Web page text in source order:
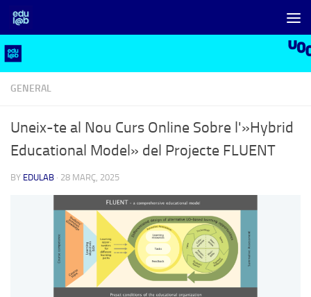
Skip to content
GENERAL
Uneix-te al Nou Curs Online Sobre l'»Hybrid
Educational Model» del Projecte FLUENT
BY EDULAB · 28 MARÇ, 2025